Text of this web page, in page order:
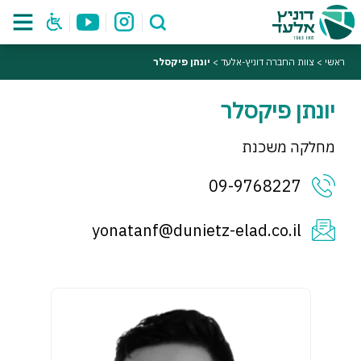
ראשי > צוות החברה דוניץ-אלעד > יונתן פיקסלר
יונתן פיקסלר
מחלקה משכנת
09-9768227
yonatanf@dunietz-elad.co.il